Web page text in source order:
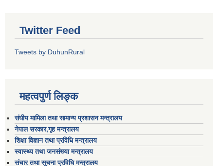
Twitter Feed
Tweets by DuhunRural
महत्वपुर्ण लिङ्क
संघीय मामिला तथा सामान्य प्रशासन मन्त्रालय
नेपाल सरकार,गृह मन्त्रालय
शिक्षा विज्ञान तथा प्रविधि मन्त्रालय
स्वास्थ्य तथा जनसंख्या मन्त्रालय
संचार तथा सूचना प्रविधि मन्त्रालय